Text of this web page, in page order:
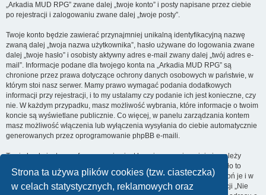
Strona ta używa plików cookies (tzw. ciasteczka)
w celach statystycznych, reklamowych oraz
„Arkadia MUD RPG” zwane dalej „twoje konto” i posty napisane przez ciebie
po rejestracji i zalogowaniu zwane dalej „twoje posty”.
Twoje konto będzie zawierać przynajmniej unikalną identyfikacyjną nazwę
zwaną dalej „twoja nazwa użytkownika”, hasło używane do logowania zwane
dalej „twoje hasło” i osobisty aktywny adres e-mail zwany dalej „twój adres e-
mail”. Informacje podane dla twojego konta na „Arkadia MUD RPG” są
chronione przez prawa dotyczące ochrony danych osobowych w państwie, w
którym stoi nasz serwer. Mamy prawo wymagać podania dodatkowych
informacji przy rejestracji, i to my ustalamy czy podanie ich jest konieczne, czy
nie. W każdym przypadku, masz możliwość wybrania, które informacje o twoim
koncie są wyświetlane publicznie. Co więcej, w panelu zarządzania kontem
masz możliwość włączenia lub wyłączenia wysyłania do ciebie automatycznie
generowanych przez oprogramowanie phpBB e-maili.
Twoje hasło jest zaszyfrowane, więc jest bezpieczne, niemniej nie należy
używać tego samego hasła na różnych witrynach internetowych. Hasło to
umożliwia dostęp do twojego konta na „Arkadia MUD RPG”, więc chroń je i w
żadnym wypadku nie podawajnikomu . Jeśli je zapomnisz, użyj funkcji „Nie